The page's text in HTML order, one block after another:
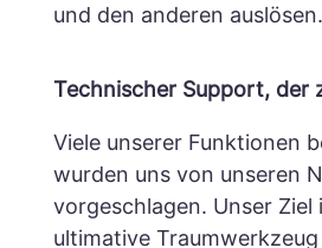
und den anderen auslösen.
Technischer Support, der
Viele unserer Funktionen
wurden uns von unseren
vorgeschlagen. Unser Ziel
ultimative